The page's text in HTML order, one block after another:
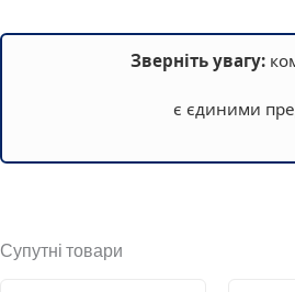
Зверніть увагу:
є єдиними
Супутні товари